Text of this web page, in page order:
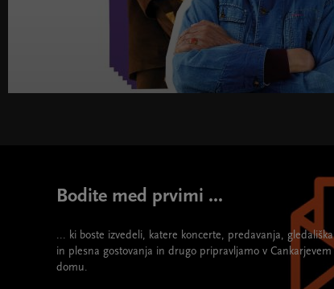
Bodite med prvimi ...
... ki boste izvedeli, katere koncerte, predavanja, gledališka
in plesna gostovanja in drugo pripravljamo v Cankarjevem
domu.